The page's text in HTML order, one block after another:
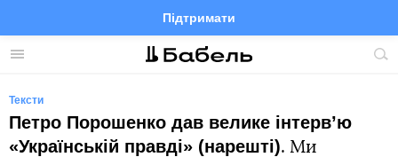
Меню
Підтримати
FacebookTelegramTwitter
Тексти
Петро Порошенко дав велике інтервʼю
«Українській правді» (нарешті). Ми